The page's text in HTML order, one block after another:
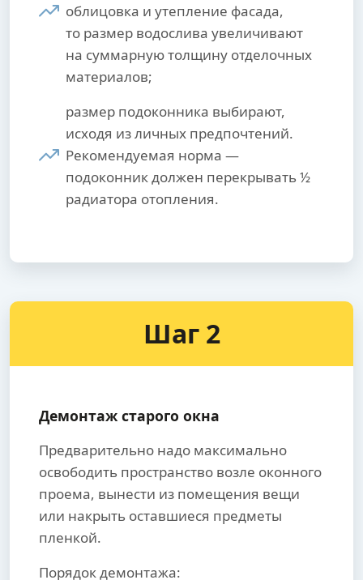
облицовка и утепление фасада,
то размер водослива увеличивают
на суммарную толщину отделочных
материалов;
размер подоконника выбирают,
исходя из личных предпочтений.
Рекомендуемая норма —
подоконник должен перекрывать ½
радиатора отопления.
Шаг 2
Демонтаж старого окна
Предварительно надо максимально
освободить пространство возле оконного
проема, вынести из помещения вещи
или накрыть оставшиеся предметы
пленкой.
Порядок демонтажа: